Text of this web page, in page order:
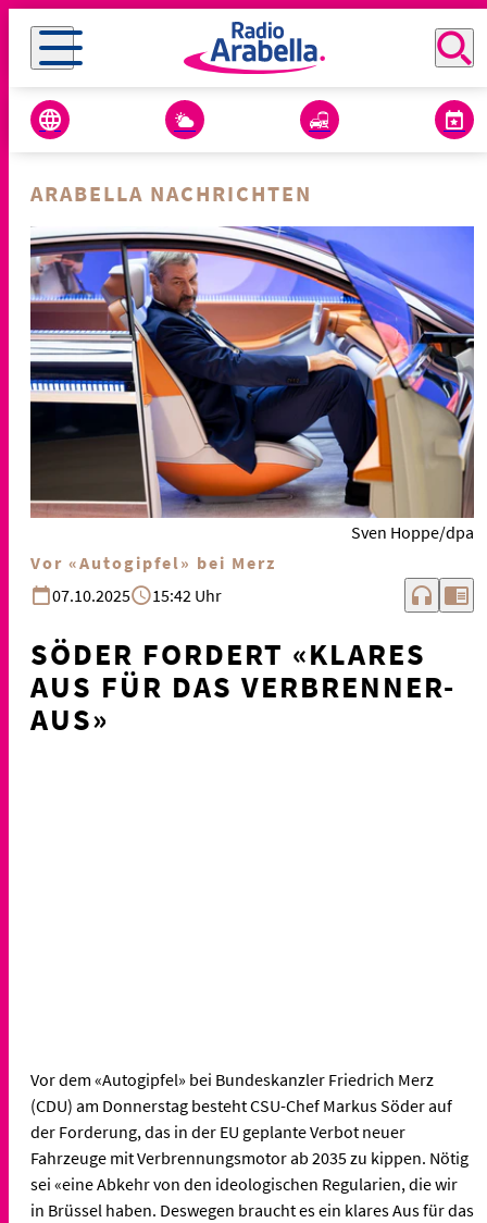
ARABELLA NACHRICHTEN
Sven Hoppe/dpa
Vor «Autogipfel» bei Merz
07.10.2025
15:42 Uhr headphones chrome_reader_mode
SÖDER FORDERT «KLARES
AUS FÜR DAS VERBRENNER-
AUS»
Vor dem «Autogipfel» bei Bundeskanzler Friedrich Merz
(CDU) am Donnerstag besteht CSU-Chef Markus Söder auf
der Forderung, das in der EU geplante Verbot neuer
Fahrzeuge mit Verbrennungsmotor ab 2035 zu kippen. Nötig
sei «eine Abkehr von den ideologischen Regularien, die wir
in Brüssel haben. Deswegen braucht es ein klares Aus für das